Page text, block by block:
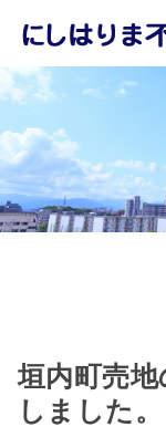
垣内町売
しました。